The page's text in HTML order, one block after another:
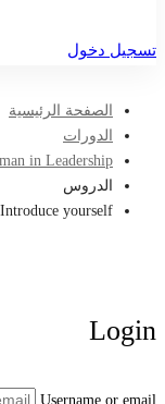
تسجيل دخول
الصفحة الرئيسية
الدورات
in Leadership
الدروس
Introduce yourself
Login
Username or email